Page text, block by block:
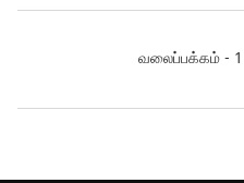
வலைப்பக்கம் -